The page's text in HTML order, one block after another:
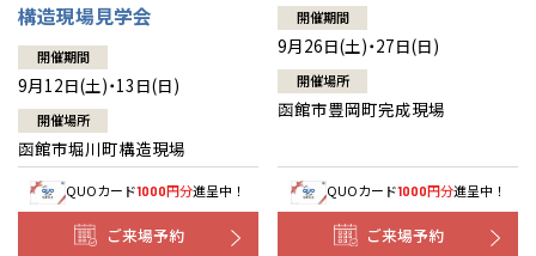
構造現場見学会
開催期間
9月12日(土)・13日(日)
開催場所
函館市堀川町構造現場
QUOカード1000円分進呈中！
ご来場予約
開催期間
9月26日(土)・27日(日)
開催場所
函館市豊岡町完成現場
QUOカード1000円分進呈中！
ご来場予約